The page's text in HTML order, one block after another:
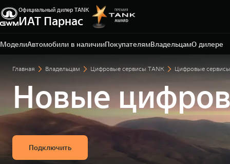
Официальный дилер TANK
ИАТ Парнас
МоделиАвтомобили в наличииПокупателямВладельцамО дилере
Санкт-Петербург, ЛО, Всеволожский р-н, д.
Порошкино, ул. Торговая, 22
+7 812 337-78-87
Главная Владельцам Цифровые сервисы TANK Цифровые
Новые
Подключить